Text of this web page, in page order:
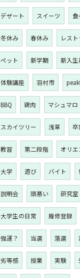
デザート スイーツ 食
冬休み 春休み レス
ペット 新学期 新入生
体験講座 羽村市
BBQ 鶏肉 マシュマロ
スカイツリー 浅草 卒
教習 第二段階 オリ
大学 遊び バイト
説明会 頭悪い 研究室
大学生の日常 履修登録
強運？ 当選 落選
劣等感 授業 実験